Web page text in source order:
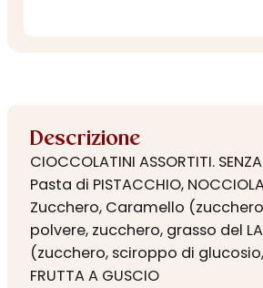
Descrizione
CIOCCOLATINI ASSORTITI.
Pasta di PISTACCHIO,
Zucchero, Caramello
polvere, zucchero, grasso del
(zucchero, sciroppo di glucosio,
FRUTTA A GUSCIO